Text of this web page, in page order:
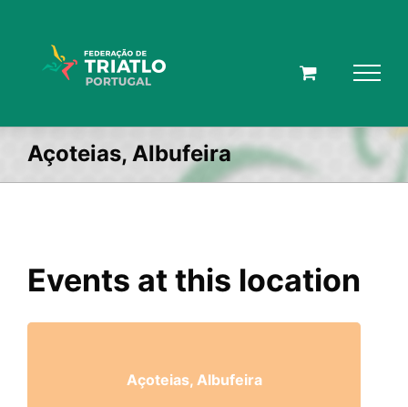
Açoteias, Albufeira
Events at this location
Açoteias, Albufeira